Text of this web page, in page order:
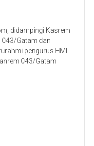
didampingi Kasrem
043/Gatam dan
pengurus HMI
043/Gatam